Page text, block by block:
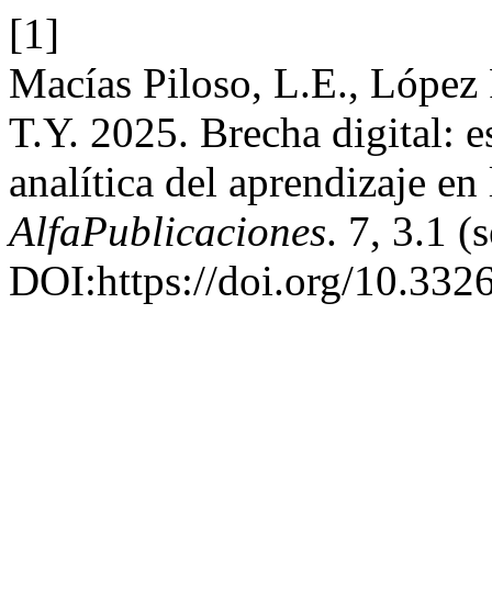
[1]
Macías Piloso, L.E., López
T.Y. 2025. Brecha digital:
analítica del aprendizaje
AlfaPublicaciones. 7, 3.1
DOI:https://doi.org/